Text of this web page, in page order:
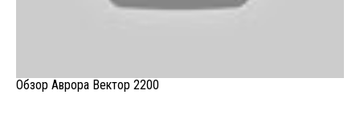
Обзор Аврора Вектор 2200